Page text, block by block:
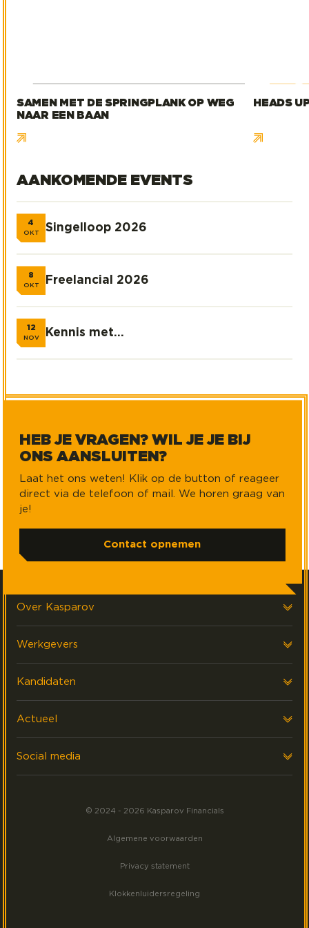
SAMEN MET DE SPRINGPLANK OP WEG
NAAR EEN BAAN
HEADS
AANKOMENDE EVENTS
4
OKT Singelloop 2026
Singelloop 2026
8
OKT Freelancial 2026
Freelancial 2026
12
NOV Kennis met...
Kennis met...
HEB JE VRAGEN? WIL JE JE BIJ
ONS AANSLUITEN?
Laat het ons weten! Klik op de button of reageer
direct via de telefoon of mail. We horen graag van
je!
Contact opnemen
Over Kasparov
Over ons
FAQ & Contact
Werkgevers
Voor werkgevers
Werving & Selectie
Kandidaten
Voor kandidaten
Actueel
Laatste nieuws
Meest gezocht
Social media
© 2024 - 2026 Kasparov Financials
Algemene voorwaarden
Privacy statement
Klokkenluidersregeling